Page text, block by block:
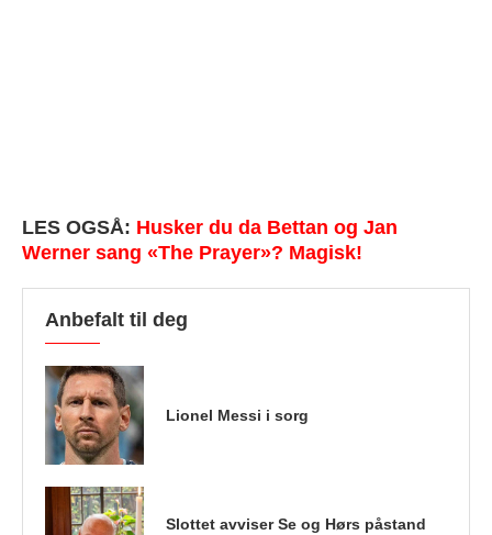
LES OGSÅ: Husker du da Bettan og Jan
Werner sang «The Prayer»? Magisk!
Anbefalt til deg
Lionel Messi i sorg
Slottet avviser Se og Hørs påstand